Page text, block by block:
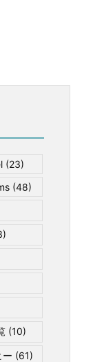
(23)
(48)
(10)
ー (61)